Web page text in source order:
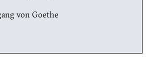
von Goethe